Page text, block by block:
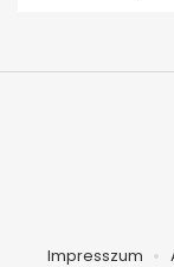
Impresszum